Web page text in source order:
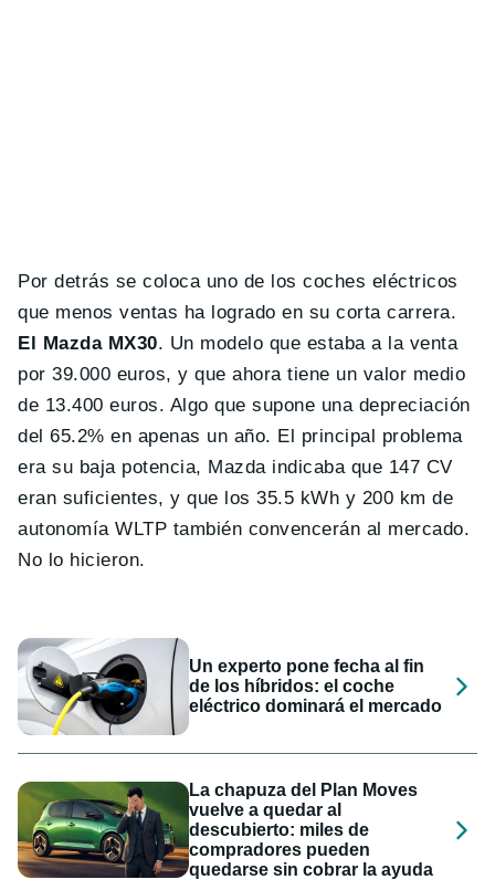
Por detrás se coloca uno de los coches eléctricos
que menos ventas ha logrado en su corta carrera.
El Mazda MX30. Un modelo que estaba a la venta
por 39.000 euros, y que ahora tiene un valor medio
de 13.400 euros. Algo que supone una depreciación
del 65.2% en apenas un año. El principal problema
era su baja potencia, Mazda indicaba que 147 CV
eran suficientes, y que los 35.5 kWh y 200 km de
autonomía WLTP también convencerán al mercado.
No lo hicieron.
Un experto pone fecha al fin
de los híbridos: el coche
eléctrico dominará el mercado
La chapuza del Plan Moves
vuelve a quedar al
descubierto: miles de
compradores pueden
quedarse sin cobrar la ayuda